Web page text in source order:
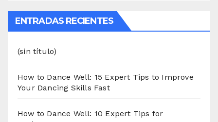
ENTRADAS RECIENTES
(sin título)
How to Dance Well: 15 Expert Tips to Improve
Your Dancing Skills Fast
How to Dance Well: 10 Expert Tips for